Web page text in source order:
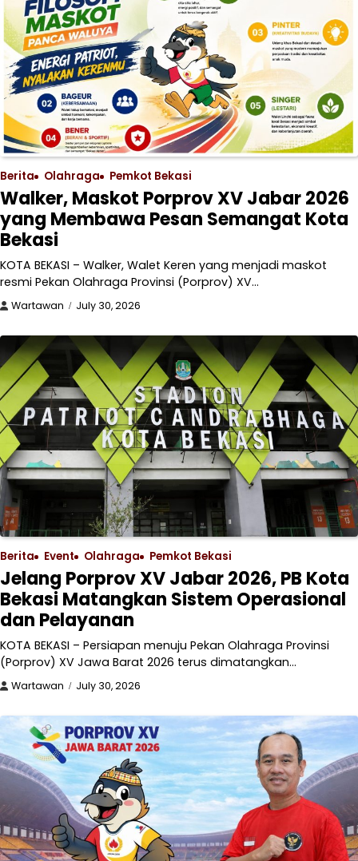
Berita Olahraga Pemkot Bekasi
Walker, Maskot Porprov XV Jabar 2026
yang Membawa Pesan Semangat Kota
Bekasi
KOTA BEKASI – Walker, Walet Keren yang menjadi maskot
resmi Pekan Olahraga Provinsi (Porprov) XV…
Wartawan July 30, 2026
Berita Event Olahraga Pemkot Bekasi
Jelang Porprov XV Jabar 2026, PB Kota
Bekasi Matangkan Sistem Operasional
dan Pelayanan
KOTA BEKASI – Persiapan menuju Pekan Olahraga Provinsi
(Porprov) XV Jawa Barat 2026 terus dimatangkan…
Wartawan July 30, 2026